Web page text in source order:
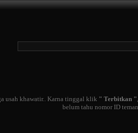
usah khawatir.. Karna tinggal klik " Terbitkan "
belum tahu nomor ID